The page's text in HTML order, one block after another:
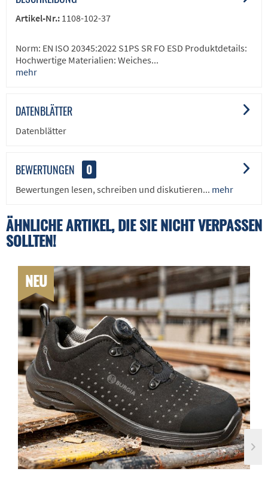
Artikel-Nr.: 1108-102-37
Norm: EN ISO 20345:2022 S1PS SR FO ESD Produktdetails:
Hochwertige Materialien: Weiches...
mehr
DATENBLÄTTER
Datenblätter
BEWERTUNGEN 0
Bewertungen lesen, schreiben und diskutieren... mehr
ÄHNLICHE ARTIKEL, DIE SIE NICHT VERPASSEN
SOLLTEN!
NEU